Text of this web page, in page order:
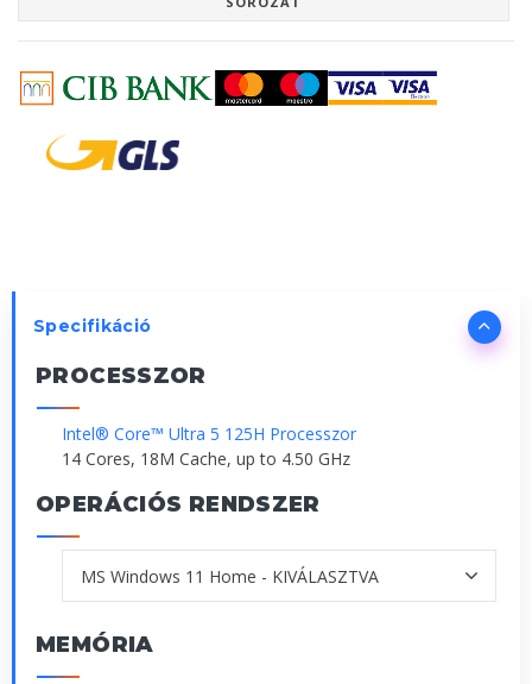
Specifikáció
PROCESSZOR
Intel® Core™ Ultra 5 125H Processzor
14 Cores, 18M Cache, up to 4.50 GHz
OPERÁCIÓS RENDSZER
MEMÓRIA